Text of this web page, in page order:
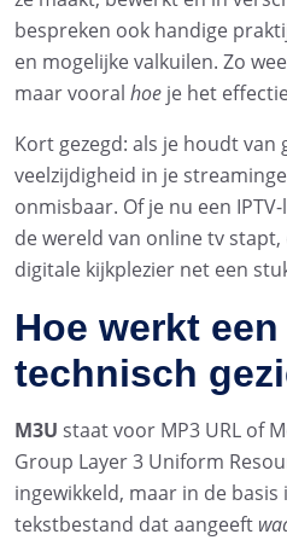
bespreken ook handige
en mogelijke valkuilen. Zo
maar vooral hoe je het
Kort gezegd: als je houdt van
veelzijdigheid in je
onmisbaar. Of je nu een
de wereld van online tv
digitale kijkplezier net een
Hoe werkt
technisch
M3U staat voor MP3 URL of
Group Layer 3 Uniform
ingewikkeld, maar in de basis
tekstbestand dat aangeeft